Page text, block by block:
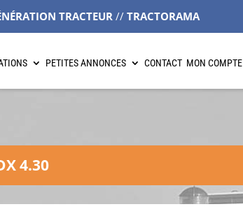
TRACTEUR// TRACTORAMA
PETITES ANNONCES CONTACT MON COMPTE
4.30